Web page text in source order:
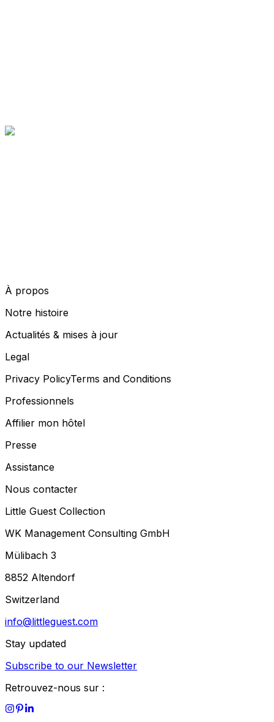
À propos
Notre histoire
Actualités & mises à jour
Legal
Privacy PolicyTerms and Conditions
Professionnels
Affilier mon hôtel
Presse
Assistance
Nous contacter
Little Guest Collection
WK Management Consulting GmbH
Mülibach 3
8852 Altendorf
Switzerland
info@littleguest.com
Stay updated
Subscribe to our Newsletter
Retrouvez-nous sur :